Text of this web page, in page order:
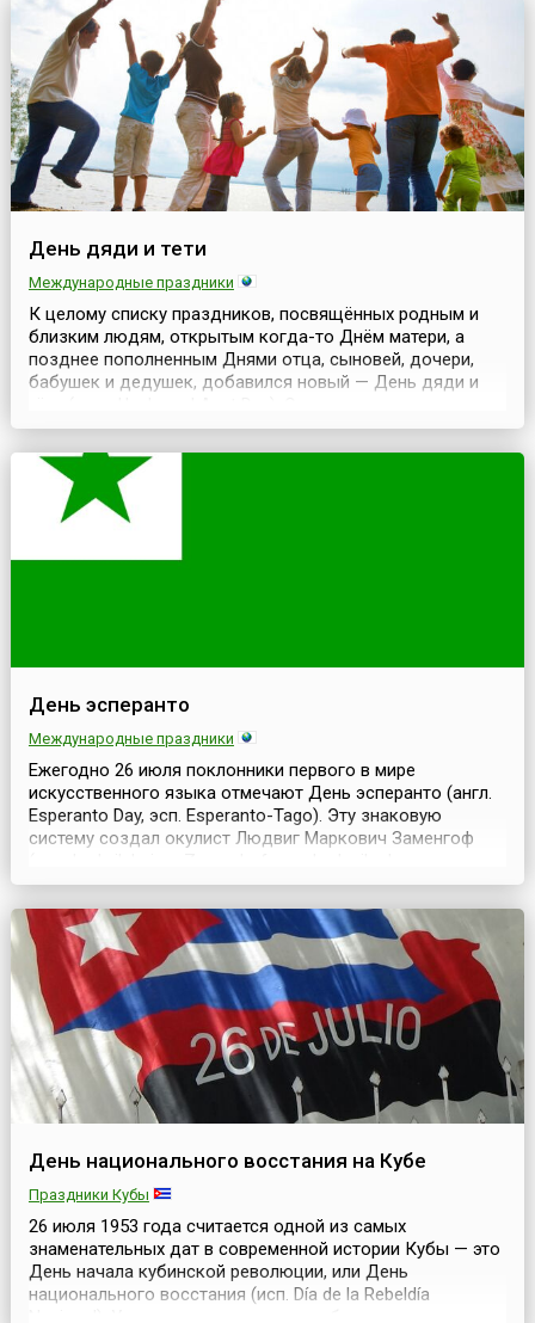
парашютных пры...
День дяди и тети
Международные праздники
К целому списку праздников, посвящённых родным и
близким людям, открытым когда-то Днём матери, а
позднее пополненным Днями отца, сыновей, дочери,
бабушек и дедушек, добавился новый — День дяди и
26 июля.Брат отца или матери или их сестра как раз и
являются по отношению к человеку его дядей и тётей.
Для большинства людей отношения между пл...
День эсперанто
Международные праздники
Ежегодно 26 июля поклонники первого в мире
искусственного языка отмечают День эсперанто (англ.
Esperanto Day, эсп. Esperanto-Tago). Эту знаковую
систему создал окулист Людвиг Маркович Заменгоф
Zamenhof, 1859-1917). Он родился в Белостоке — сейчас
этот город расположен на территории Польши, а в 19
веке входил в состав Российской империи. Соседями З...
День национального восстания на Кубе
Праздники Кубы
26 июля 1953 года считается одной из самых
знаменательных дат в современной истории Кубы — это
День начала кубинской революции, или День
национального восстания (исп. Día de la Rebeldía